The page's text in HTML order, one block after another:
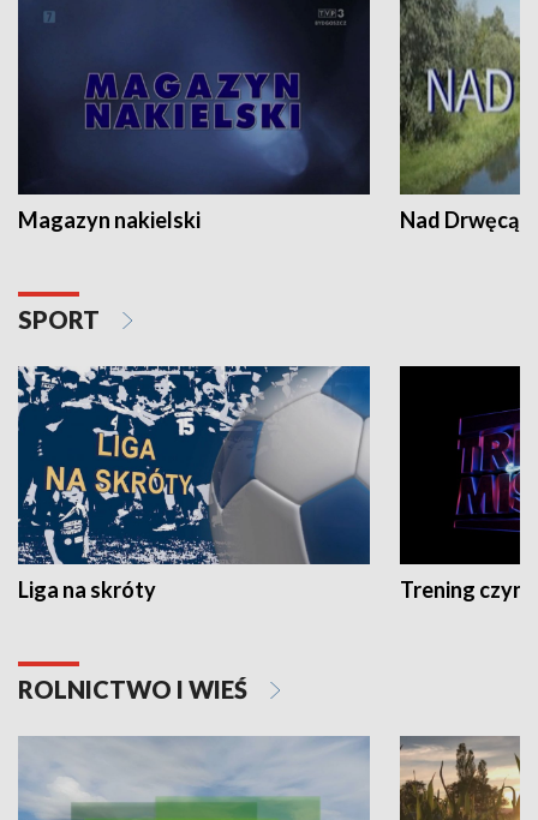
Magazyn nakielski Nad Drwęcą
SPORT
Liga na skróty Trening czyni
ROLNICTWO I WIEŚ